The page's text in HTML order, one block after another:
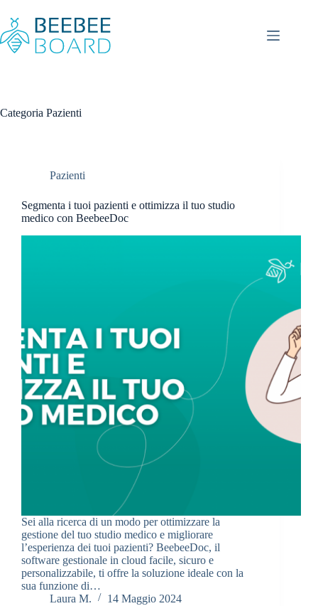
contenuto
Categoria Pazienti
Pazienti
Segmenta i tuoi pazienti e ottimizza il tuo studio
medico con BeebeeDoc
Sei alla ricerca di un modo per ottimizzare la
gestione del tuo studio medico e migliorare
l’esperienza dei tuoi pazienti? BeebeeDoc, il
software gestionale in cloud facile, sicuro e
personalizzabile, ti offre la soluzione ideale con la
sua funzione di…
Laura M.
14 Maggio 2024